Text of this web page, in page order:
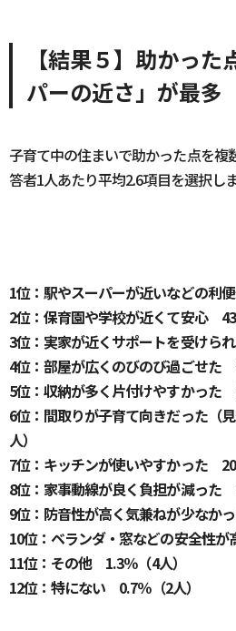
【結果５】助かっ
パーの近さ」が最多
子育て中の住まいで助かった点を複
答者1人あたり平均2.6項目を選択し
1位：駅やスーパーが近いなどの利
2位：保育園や学校が近くて安心
3位：実家が近くサポートを受けら
4位：部屋が広くのびのび過ごせた
5位：収納が多く片付けやすかった
6位：間取りが子育て向きだった（
人）
7位：キッチンが使いやすかった
8位：家事動線が良く負担が減った
9位：防音性が高く気兼ねが少なか
10位：ベランダ・窓などの安全性が
11位：その他 1.3％（4人）
12位：特にない 0.7％（2人）